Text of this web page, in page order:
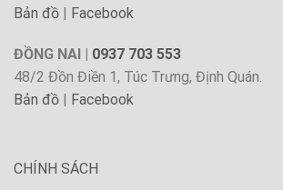
Bản đồ | Facebook
ĐỒNG NAI | 0937 703 553
48/2 Đồn Điền 1, Túc Trưng, Định Quán.
Bản đồ
Facebook
CHÍNH SÁCH